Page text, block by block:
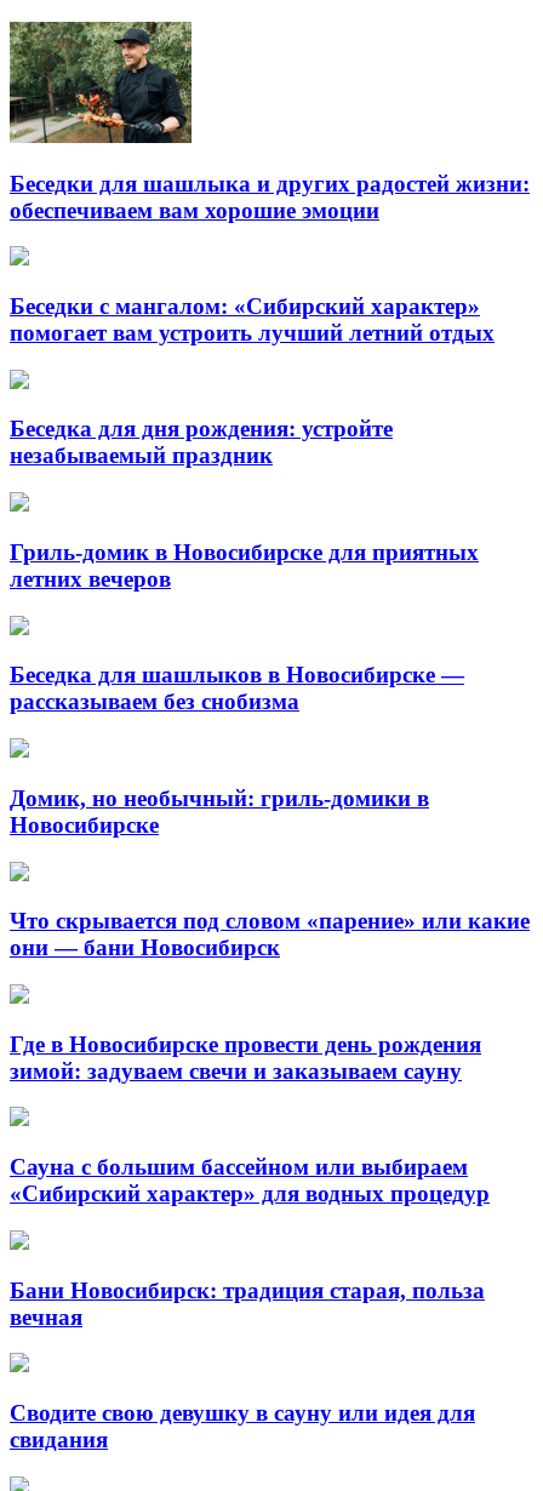
Беседки для шашлыка и других радостей жизни:
обеспечиваем вам хорошие эмоции
Беседки с мангалом: «Сибирский характер»
помогает вам устроить лучший летний отдых
Беседка для дня рождения: устройте
незабываемый праздник
Гриль-домик в Новосибирске для приятных
летних вечеров
Беседка для шашлыков в Новосибирске —
рассказываем без снобизма
Домик, но необычный: гриль-домики в
Новосибирске
Что скрывается под словом «парение» или какие
они — бани Новосибирск
Где в Новосибирске провести день рождения
зимой: задуваем свечи и заказываем сауну
Сауна с большим бассейном или выбираем
«Сибирский характер» для водных процедур
Бани Новосибирск: традиция старая, польза
вечная
Сводите свою девушку в сауну или идея для
свидания